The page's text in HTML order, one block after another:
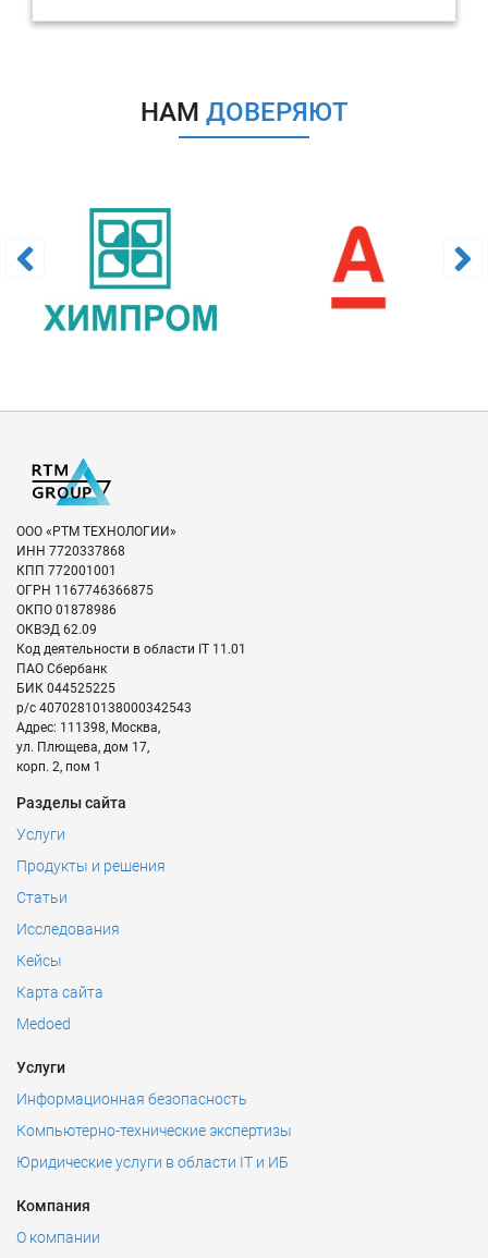
Наша экспертная организация обладаетвсеми указанными
техническую экспертизу
Для уточнения стоимости и сроков звоните или пишите
Тел: 8 800 201-20-70(Звонок по России бесплатный)
email:info@rtmtech.ru
Широкая география работы и
присутствия
Мы осуществляем компьютерно-техническую экспертизу в
Красноярске и других городах России
НАМ ДОВЕРЯЮТ
ООО «РТМ ТЕХНОЛОГИИ»
ИНН 7720337868
КПП 772001001
ОГРН 1167746366875
ОКПО 01878986
ОКВЭД 62.09
Код деятельности в области IT 11.01
ПАО Сбербанк
БИК 044525225
р/с 40702810138000342543
Адрес: 111398, Москва,
ул. Плющева, дом 17,
корп. 2, пом 1
Разделы сайта
Услуги
Продукты и решения
Статьи
Исследования
Кейсы
Карта сайта
Medoed
Услуги
Информационная безопасность
Компьютерно-технические экспертизы
Юридические услуги в области IT и ИБ
Компания
О компании